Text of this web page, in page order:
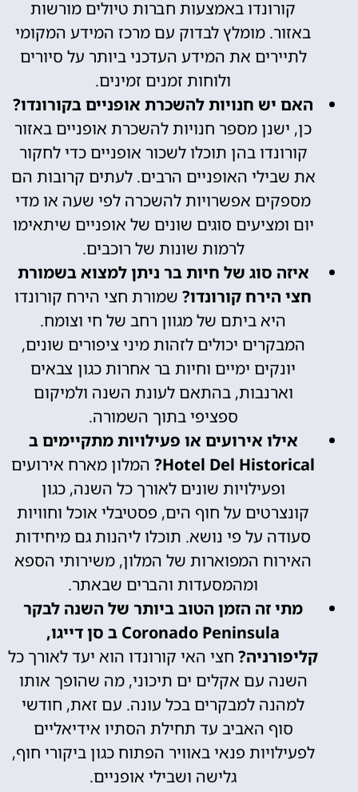
קורונדו באמצעות חברות טיולים מורשות
באזור. מומלץ לבדוק עם מרכז המידע המקומי
לתיירים את המידע העדכני ביותר על סיורים
ולוחות זמנים זמינים.
האם יש חנויות להשכרת אופניים בקורונדו?
כן, ישנן מספר חנויות להשכרת אופניים באזור
קורונדו בהן תוכלו לשכור אופניים כדי לחקור
את שבילי האופניים הרבים. לעתים קרובות הם
מספקים אפשרויות להשכרה לפי שעה או מדי
יום ומציעים סוגים שונים של אופניים שיתאימו
לרמות שונות של רוכבים.
איזה סוג של חיות בר ניתן למצוא בשמורת
חצי הירח קורונדו? שמורת חצי הירח קורונדו
היא ביתם של מגוון רחב של חי וצומח.
המבקרים יכולים לזהות מיני ציפורים שונים,
יונקים ימיים וחיות בר אחרות כגון צבאים
וארנבות, בהתאם לעונת השנה ולמיקום
ספציפי בתוך השמורה.
אילו אירועים או פעילויות מתקיימים ב
Hotel Del Historical?
המלון מארח אירועים
ופעילויות שונים לאורך כל השנה, כגון
קונצרטים על חוף הים, פסטיבלי אוכל וחוויות
סעודה על פי נושא. תוכלו ליהנות גם מיחידות
האירוח המפוארות של המלון, משירותי הספא
ומהמסעדות והברים שבאתר.
מתי זה הזמן הטוב ביותר של השנה לבקר
Coronado Peninsula ב סן דייגו,
קליפורניה? חצי האי קורונדו הוא יעד לאורך כל
השנה עם אקלים ים תיכוני, מה שהופך אותו
למהנה למבקרים בכל עונה. עם זאת, חודשי
סוף האביב עד תחילת הסתיו אידיאליים
לפעילויות פנאי באוויר הפתוח כגון ביקורי חוף,
גלישה ושבילי אופניים.